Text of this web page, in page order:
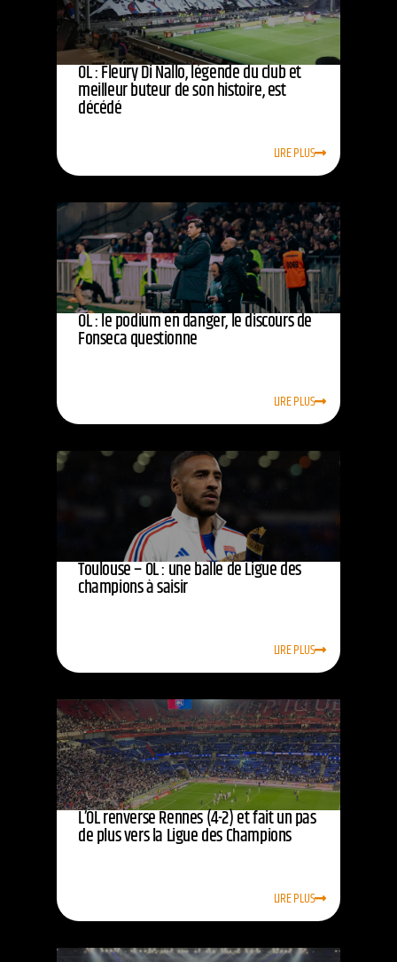
OL : Fleury Di Nallo, légende du club et
meilleur buteur de son histoire, est
décédé
LIRE PLUS
OL : le podium en danger, le discours de
Fonseca questionne
LIRE PLUS
Toulouse – OL : une balle de Ligue des
champions à saisir
LIRE PLUS
L’OL renverse Rennes (4-2) et fait un pas
de plus vers la Ligue des Champions
LIRE PLUS